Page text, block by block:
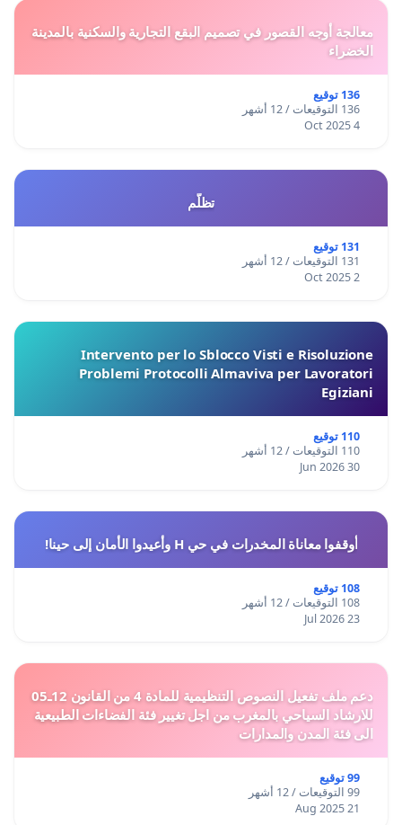
معالجة أوجه القصور في تصميم البقع التجارية والسكنية بالمدينة
الخضراء
136 توقيع
136 التوقيعات / 12 أشهر
4 Oct 2025
تظلّم
131 توقيع
131 التوقيعات / 12 أشهر
2 Oct 2025
Intervento per lo Sblocco Visti e Risoluzione
Problemi Protocolli Almaviva per Lavoratori
Egiziani
110 توقيع
110 التوقيعات / 12 أشهر
30 Jun 2026
أوقفوا معاناة المخدرات في حي H وأعيدوا الأمان إلى حينا!
108 توقيع
108 التوقيعات / 12 أشهر
23 Jul 2026
دعم ملف تفعيل النصوص التنظيمية للمادة 4 من القانون 12ـ05
للارشاد السياحي بالمغرب من اجل تغيير فئة الفضاءات الطبيعية
الى فئة المدن والمدارات
99 توقيع
99 التوقيعات / 12 أشهر
21 Aug 2025